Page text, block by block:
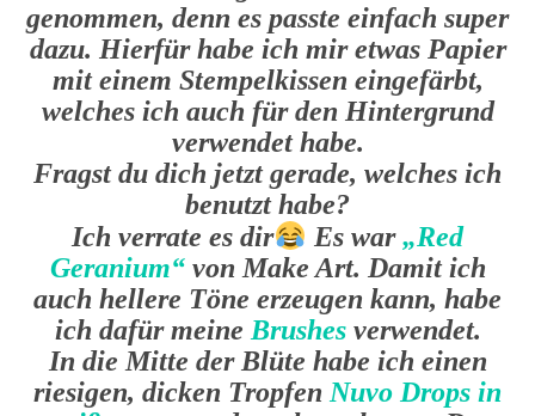
genommen, denn es passte einfach super
dazu. Hierfür habe ich mir etwas Papier
mit einem Stempelkissen eingefärbt,
welches ich auch für den Hintergrund
verwendet habe.
Fragst du dich jetzt gerade, welches ich
benutzt habe?
Ich verrate es dir
Es war„Red
Geranium“von Make Art. Damit ich
auch hellere Töne erzeugen kann, habe
ich dafür meineBrushesverwendet.
In die Mitte der Blüte habe ich einen
riesigen, dicken TropfenNuvo Drops in